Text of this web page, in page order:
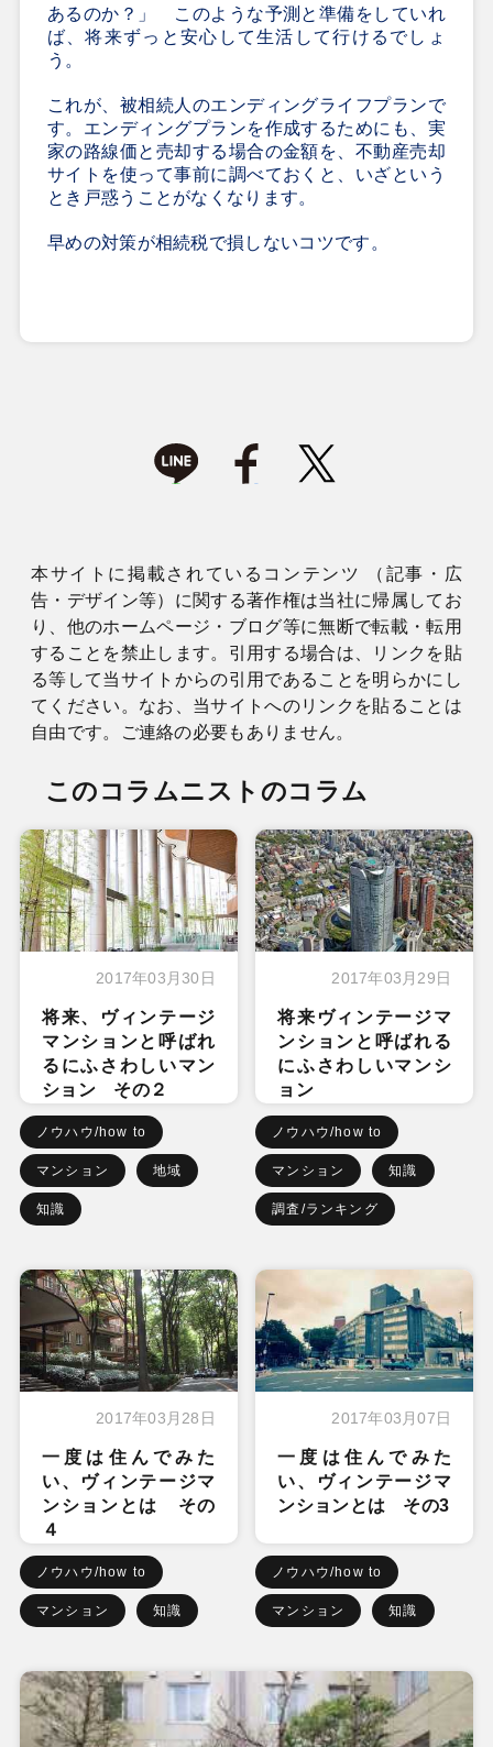
あるのか？」 このような予測と準備をしていれ
ば、将来ずっと安心して生活して行けるでしょ
う。
これが、被相続人のエンディングライフプランで
す。エンディングプランを作成するためにも、実
家の路線価と売却する場合の金額を、不動産売却
サイトを使って事前に調べておくと、いざという
とき戸惑うことがなくなります。
早めの対策が相続税で損しないコツです。
本サイトに掲載されているコンテンツ （記事・広
告・デザイン等）に関する著作権は当社に帰属してお
り、他のホームページ・ブログ等に無断で転載・転用
することを禁止します。引用する場合は、リンクを貼
る等して当サイトからの引用であることを明らかにし
てください。なお、当サイトへのリンクを貼ることは
自由です。ご連絡の必要もありません。
このコラムニストのコラム
2017年03月30日
将来、ヴィンテージ
マンションと呼ばれ
るにふさわしいマン
ション その２
ノウハウ/how to
マンション 地域
知識
2017年03月29日
将来ヴィンテージマ
ンションと呼ばれる
にふさわしいマンシ
ョン
ノウハウ/how to
マンション 知識
調査/ランキング
2017年03月28日
一度は住んでみた
い、ヴィンテージマ
ンションとは その
４
ノウハウ/how to
マンション 知識
2017年03月07日
一度は住んでみた
い、ヴィンテージマ
ンションとは その3
ノウハウ/how to
マンション 知識